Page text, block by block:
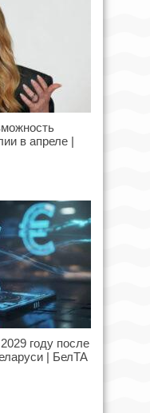
в апреле |
году после
| БелТА